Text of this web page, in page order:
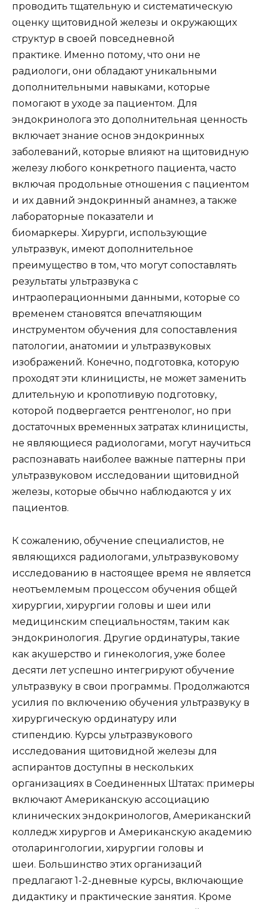
проводить тщательную и систематическую
оценку щитовидной железы и окружающих
структур в своей повседневной
практике. Именно потому, что они не
радиологи, они обладают уникальными
дополнительными навыками, которые
помогают в уходе за пациентом. Для
эндокринолога это дополнительная ценность
включает знание основ эндокринных
заболеваний, которые влияют на щитовидную
железу любого конкретного пациента, часто
включая продольные отношения с пациентом
и их давний эндокринный анамнез, а также
лабораторные показатели и
биомаркеры. Хирурги, использующие
ультразвук, имеют дополнительное
преимущество в том, что могут сопоставлять
результаты ультразвука с
интраоперационными данными, которые со
временем становятся впечатляющим
инструментом обучения для сопоставления
патологии, анатомии и ультразвуковых
изображений. Конечно, подготовка, которую
проходят эти клиницисты, не может заменить
длительную и кропотливую подготовку,
которой подвергается рентгенолог, но при
достаточных временных затратах клиницисты,
не являющиеся радиологами, могут научиться
распознавать наиболее важные паттерны при
ультразвуковом исследовании щитовидной
железы, которые обычно наблюдаются у их
пациентов.
К сожалению, обучение специалистов, не
являющихся радиологами, ультразвуковому
исследованию в настоящее время не является
неотъемлемым процессом обучения общей
хирургии, хирургии головы и шеи или
медицинским специальностям, таким как
эндокринология. Другие ординатуры, такие
как акушерство и гинекология, уже более
десяти лет успешно интегрируют обучение
ультразвуку в свои программы. Продолжаются
усилия по включению обучения ультразвуку в
хирургическую ординатуру или
стипендию. Курсы ультразвукового
исследования щитовидной железы для
аспирантов доступны в нескольких
организациях в Соединенных Штатах: примеры
включают Американскую ассоциацию
клинических эндокринологов, Американский
колледж хирургов и Американскую академию
отоларингологии, хирургии головы и
шеи. Большинство этих организаций
предлагают 1-2-дневные курсы, включающие
дидактику и практические занятия. Кроме